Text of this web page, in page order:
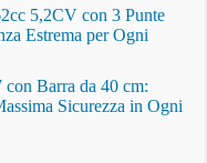
5,2CV con 3 Punte
Estrema per Ogni
Barra da 40 cm:
Sicurezza in Ogni